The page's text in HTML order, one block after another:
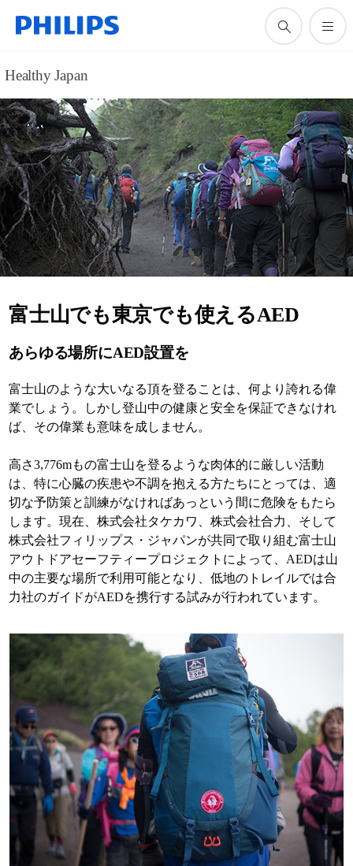
Healthy Japan
富士山でも東京でも使えるAED
あらゆる場所にAED設置を
富士山のような大いなる頂を登ることは、何より誇れる偉
業でしょう。しかし登山中の健康と安全を保証できなけれ
ば、その偉業も意味を成しません。
高さ3,776mもの富士山を登るような肉体的に厳しい活動
は、特に心臓の疾患や不調を抱える方たちにとっては、適
切な予防策と訓練がなければあっという間に危険をもたら
します。現在、株式会社タケカワ、株式会社合力、そして
株式会社フィリップス・ジャパンが共同で取り組む富士山
アウトドアセーフティープロジェクトによって、AEDは山
中の主要な場所で利用可能となり、低地のトレイルでは合
力社のガイドがAEDを携行する試みが行われています。